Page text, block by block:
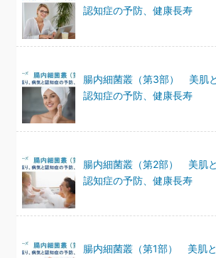
認知症の予防、健康長寿
腸内細菌叢（第3部） 美肌
認知症の予防、健康長寿
腸内細菌叢（第2部） 美肌
認知症の予防、健康長寿
腸内細菌叢（第1部） 美肌